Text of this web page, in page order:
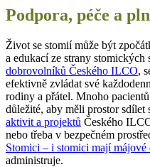
Podpora, péče a
Život se stomií může být
a edukací ze strany stomických
dobrovolníků Českého ILCO,
efektivně zvládat své
rodiny a přátel. Mnoho
důležité, aby měli prostor
aktivit a projektů Českého
nebo třeba v bezpečném
Stomici – i stomici mají májové
administruje.